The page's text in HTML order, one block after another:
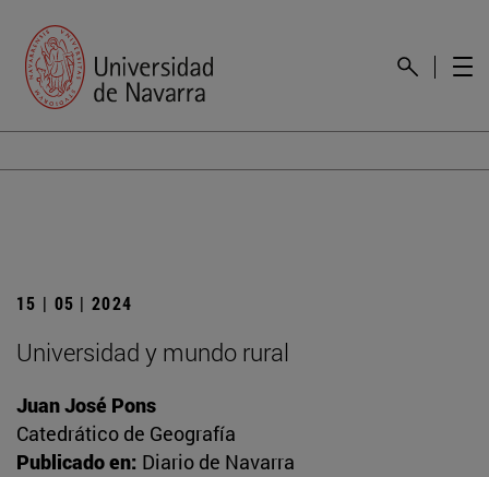
15 | 05 | 2024
Universidad y mundo rural
Juan José Pons
Catedrático de Geografía
Publicado en: Diario de Navarra